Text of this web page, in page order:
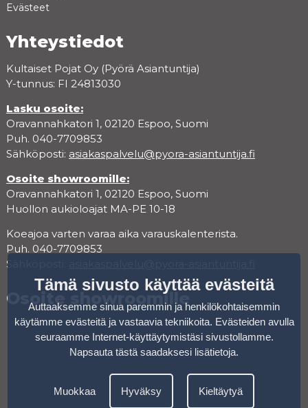
Evästeet
Yhteystiedot
Kultaiset Pojat Oy (Pyörä Asiantuntija)
Y-tunnus: FI 24813030
Lasku osoite:
Oravannahkatori 1, 02120 Espoo, Suomi
Puh. 040-7709853
Sähköposti: asiakaspalvelu@pyora-asiantuntija.fi
Osoite showroomille:
Oravannahkatori 1, 02120 Espoo, Suomi
Huollon aukioloajat MA-PE 10-18
Koeajoa varten varaa aika varauskalenterista.
Puh. 040-7709853
Sähköposti:
Osoite showroomille
Tämä sivusto käyttää evästeitä
Auttaaksemme sinua paremmin ja henkilökohtaisemmin
käytämme evästeitä ja vastaavia tekniikoita. Evästeiden avulla
seuraamme Internet-käyttäytymistäsi sivustollamme.
Napsauta tästä saadaksesi lisätietoja.
Muokkaa Hyväksy Kieltäytyä